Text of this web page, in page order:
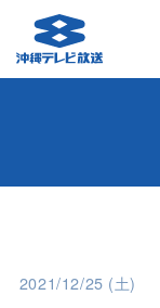
2021/12/25 (土)